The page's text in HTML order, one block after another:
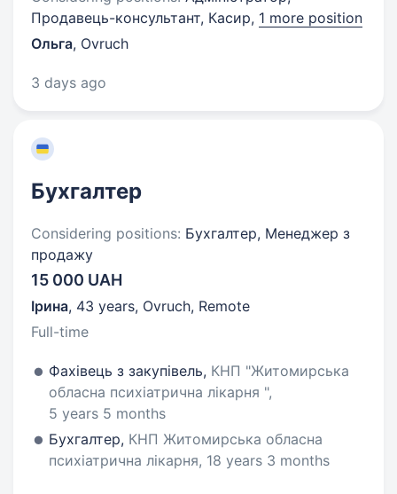
Продавець-консультант, Касир, 1 more position
Ольга, Ovruch
3 days ago
Бухгалтер
Considering positions: Бухгалтер, Менеджер з
продажу
15 000 UAH
Ірина, 43 years, Ovruch, Remote
Full-time
Фахівець з закупівель, КНП "Житомирська
обласна психіатрична лікарня ",
5 years 5 months
Бухгалтер, КНП Житомирська обласна
психіатрична лікарня, 18 years 3 months